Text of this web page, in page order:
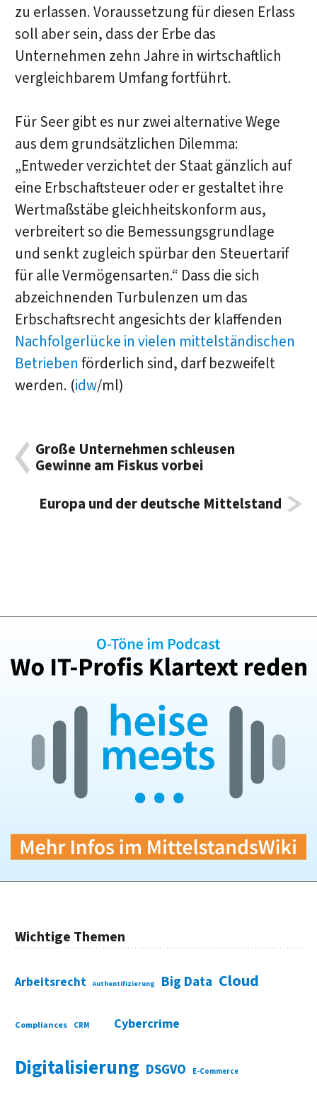
zu erlassen. Voraussetzung für diesen Erlass
soll aber sein, dass der Erbe das
Unternehmen zehn Jahre in wirtschaftlich
vergleichbarem Umfang fortführt.
Für Seer gibt es nur zwei alternative Wege
aus dem grundsätzlichen Dilemma:
„Entweder verzichtet der Staat gänzlich auf
eine Erbschaftsteuer oder er gestaltet ihre
Wertmaßstäbe gleichheitskonform aus,
verbreitert so die Bemessungsgrundlage
und senkt zugleich spürbar den Steuertarif
für alle Vermögensarten.“ Dass die sich
abzeichnenden Turbulenzen um das
Erbschaftsrecht angesichts der klaffenden
Nachfolgerlücke in vielen mittelständischen
Betrieben förderlich sind, darf bezweifelt
werden. (idw/ml)
Große Unternehmen schleusen
Gewinne am Fiskus vorbei
Europa und der deutsche Mittelstand
Wichtige Themen
Arbeitsrecht Authentifizierung Big Data Cloud
Compliances CRM Cybercrime
Digitalisierung DSGVO E-Commerce